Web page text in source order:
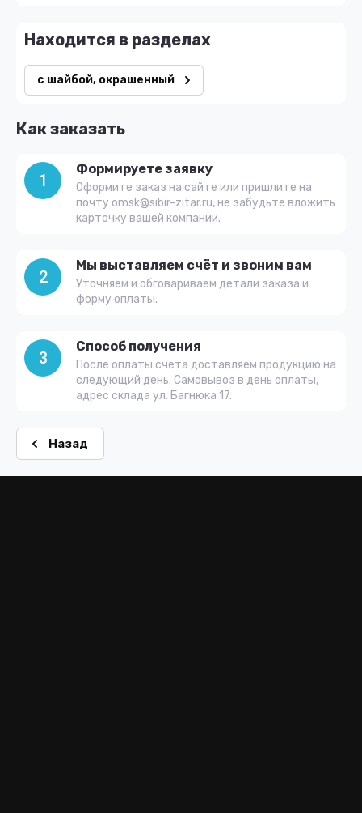
Находится в разделах
с шайбой, окрашенный
Как заказать
1
Формируете заявку
Оформите заказ на сайте или пришлите на
почту omsk@sibir-zitar.ru, не забудьте вложить
карточку вашей компании.
2
Мы выставляем счёт и звоним вам
Уточняем и обговариваем детали заказа и
форму оплаты.
3
Способ получения
После оплаты счета доставляем продукцию на
следующий день. Самовывоз в день оплаты,
адрес склада ул. Багнюка 17.
Назад